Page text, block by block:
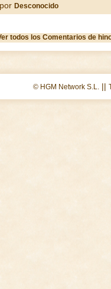
Desconocido
todos los Comentarios de
© HGM Network S.L. ||